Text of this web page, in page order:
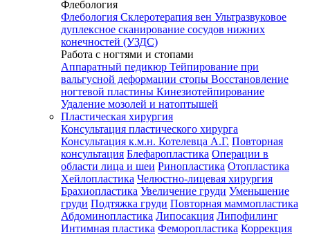
Флебология
Флебология Склеротерапия вен Ультразвуковое
дуплексное сканирование сосудов нижних
конечностей (УЗДС)
Работа с ногтями и стопами
Аппаратный педикюр Тейпирование при
вальгусной деформации стопы Восстановление
ногтевой пластины Кинезиотейпирование
Удаление мозолей и натоптышей
Пластическая хирургия
Консультация пластического хирурга
Консультация к.м.н. Котелевца А.Г. Повторная
консультация Блефаропластика Операции в
области лица и шеи Ринопластика Отопластика
Хейлопластика Челюстно-лицевая хирургия
Брахиопластика Увеличение груди Уменьшение
груди Подтяжка груди Повторная маммопластика
Абдоминопластика Липосакция Липофилинг
Интимная пластика Феморопластика Коррекция